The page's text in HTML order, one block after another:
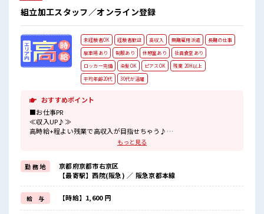
組立加工スタッフ／オンライン登録
未経験者OK 経験者歓迎 高収入 無期雇用派遣
長期の仕事
駐車場あり
制服あり 休憩室あり
社員食堂あり
ロッカー完備
染髪OK ピアスOK
残業 20H以上
平均年齢20代
30代が活躍
おすすめポイント
■お仕事PR
≪収入UP♪≫
高時給+程よい残業で高収入が目指せちゃう♪
≪ヘアカラーOKで自由な雰囲気の職場≫
(規定有)≪機能的な制服アリ≫
制服があるので毎日の服装の悩み解消♪
≪無料駐車場あり≫
マイカー通勤もOK！
≪食堂あり≫
カフェテリア形式になっていておしゃれでメニューも豊富★
もっと見る
勤 務 地
京都府京都市右京区
【最寄駅】西院(阪急) ／ 阪急京都本線
給 与 【時給】1,600 円